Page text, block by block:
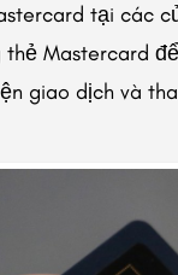
tại các
Mastercard
giao dịch và